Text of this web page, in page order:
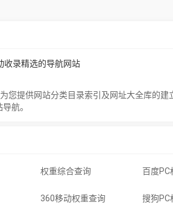
收录精选的导航网站
您提供网站分类目录索引及网址大全库的建
航。
权重综合查询 百度PC
360移动权重查询 搜狗PC